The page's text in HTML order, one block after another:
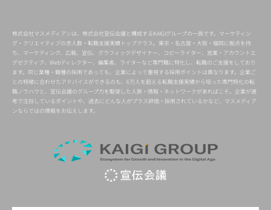
株式会社マスメディアンは、株式会社宣伝会議と構成するKAIGIグループの一員です。マーケティン
グ・クリエイティブの求人数・転職支援実績トップクラス。東京・名古屋・大阪・福岡に拠点を持
ち、マーケティング、広報、宣伝、グラフィックデザイナー、コピーライター、営業・アカウントエ
グゼクティブ、Webディレクター、編集者、ライターなど専門職に特化し、転職のご支援をしており
ます。同じ業種・職種の採用であっても、企業によって重視する採用ポイントは異なります。企業ご
との特徴に合わせたアドバイスができるのも、6万人を超える転職支援実績から培った専門特化の転
職ノウハウと、宣伝会議のグループ力を駆使した人脈・情報・ネットワークがあればこそ。企業が選
考で注目しているポイントや、過去にどんな人がプラス評価・採用されているかなど、マスメディア
ンならではの情報をお伝えします。